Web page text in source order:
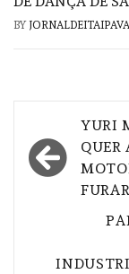
BY
de
Post
YURI
QUER